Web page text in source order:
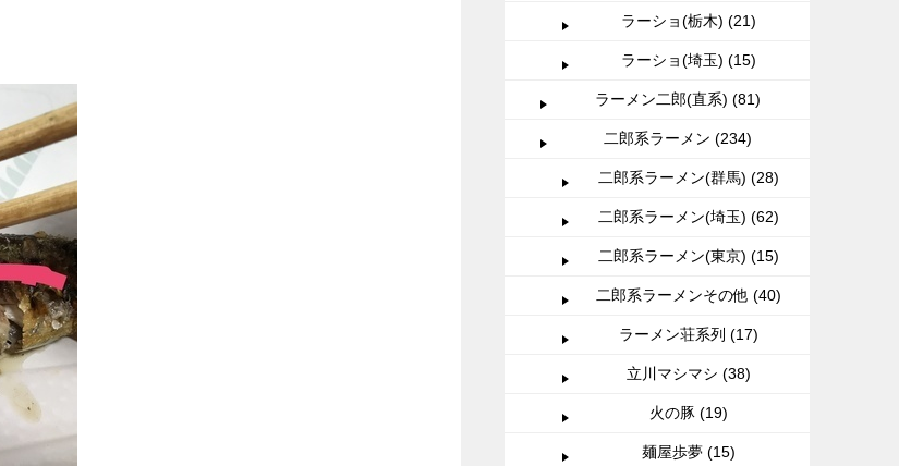
ラーショ(栃木) (21)
ラーショ(埼玉) (15)
ラーメン二郎(直系) (81)
二郎系ラーメン (234)
二郎系ラーメン(群馬) (28)
二郎系ラーメン(埼玉) (62)
二郎系ラーメン(東京) (15)
二郎系ラーメンその他 (40)
ラーメン荘系列 (17)
立川マシマシ (38)
火の豚 (19)
麺屋歩夢 (15)